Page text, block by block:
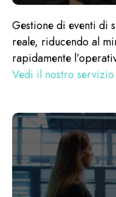
Gestione di eventi di
reale, riducendo al
rapidamente
Vedi il nostro servizio